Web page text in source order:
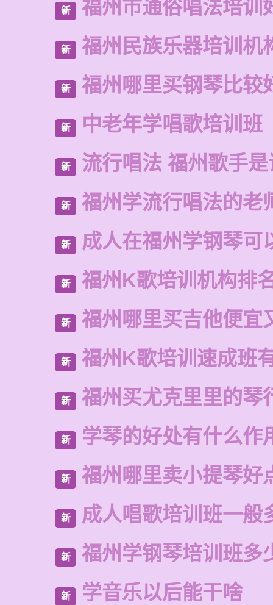
新 福州市通俗唱法培训
新 福州民族乐器培训机
新 福州哪里买钢琴比较
新 中老年学唱歌培训班
新 流行唱法 福州歌手是
新 福州学流行唱法的老
新 成人在福州学钢琴可
新 福州K歌培训机构排
新 福州哪里买吉他便宜
新 福州K歌培训速成班
新 福州买尤克里里的琴
新 学琴的好处有什么作
新 福州哪里卖小提琴好
新 成人唱歌培训班一般
新 福州学钢琴培训班多
新 学音乐以后能干啥